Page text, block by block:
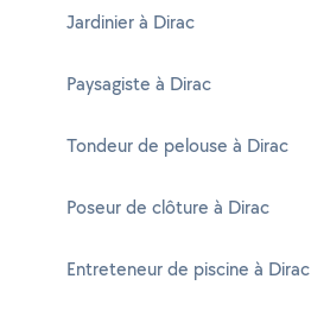
Jardinier à Dirac
Paysagiste à Dirac
Tondeur de pelouse à Dirac
Poseur de clôture à Dirac
Entreteneur de piscine à Dirac